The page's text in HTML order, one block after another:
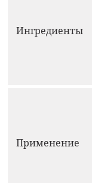
Ингредиенты
Применение